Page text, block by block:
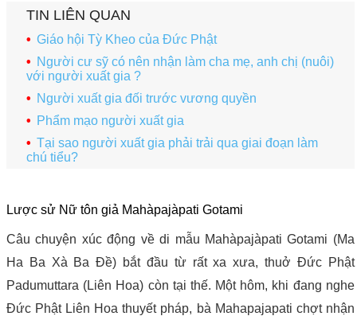
TIN LIÊN QUAN
Giáo hội Tỳ Kheo của Đức Phật
Người cư sỹ có nên nhận làm cha mẹ, anh chị (nuôi)
với người xuất gia ?
Người xuất gia đối trước vương quyền
Phẩm mạo người xuất gia
Tại sao người xuất gia phải trải qua giai đoạn làm
chú tiểu?
Lược sử Nữ tôn giả Mahàpajàpati Gotami
Câu chuyện xúc động về di mẫu Mahàpajàpati Gotami (Ma
Ha Ba Xà Ba Đề) bắt đầu từ rất xa xưa, thuở Đức Phật
Padumuttara (Liên Hoa) còn tại thế. Một hôm, khi đang nghe
Đức Phật Liên Hoa thuyết pháp, bà Mahapajapati chợt nhận